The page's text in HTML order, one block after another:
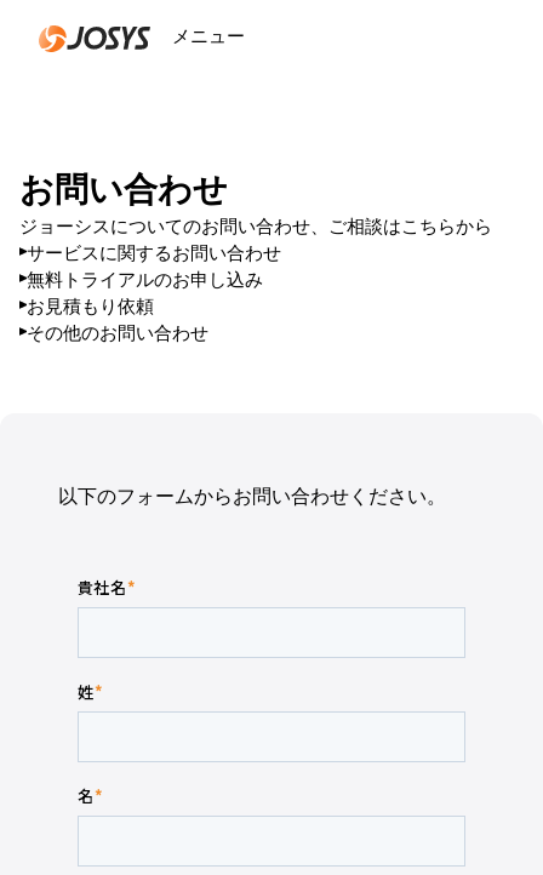
メニュー
お問い合わせ
ジョーシスについてのお問い合わせ、ご相談はこちらから
サービスに関するお問い合わせ
無料トライアルのお申し込み
お見積もり依頼
その他のお問い合わせ
以下のフォームからお問い合わせください。